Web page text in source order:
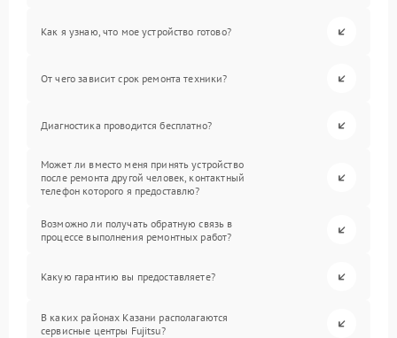
Как я узнаю, что мое устройство готово?
От чего зависит срок ремонта техники?
Диагностика проводится бесплатно?
Может ли вместо меня принять устройство
после ремонта другой человек, контактный
телефон которого я предоставлю?
Возможно ли получать обратную связь в
процессе выполнения ремонтных работ?
Какую гарантию вы предоставляете?
В каких районах Казани располагаются
сервисные центры Fujitsu?